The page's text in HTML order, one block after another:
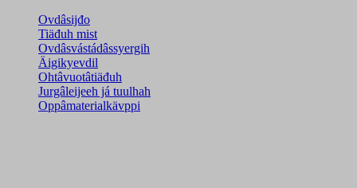
Ovdâsijđo
Tiäđuh mist
Ovdâsvástádâssyergih
Äigikyevdil
Ohtâvuotâtiäđuh
Jurgâleijeeh já tuulhah
Oppâmaterialkävppi